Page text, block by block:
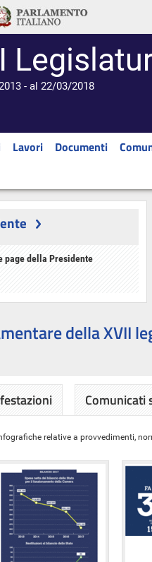
- al 22/03/2018
Lavori Documenti
page della Presidente
della XVII
Comunicati
relative a provvedimenti,